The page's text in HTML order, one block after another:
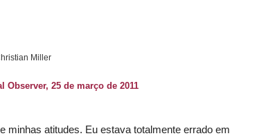
Miller
Observer, 25 de março de 2011
minhas atitudes. Eu estava totalmente errado em